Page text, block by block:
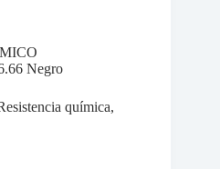
Negro
química,